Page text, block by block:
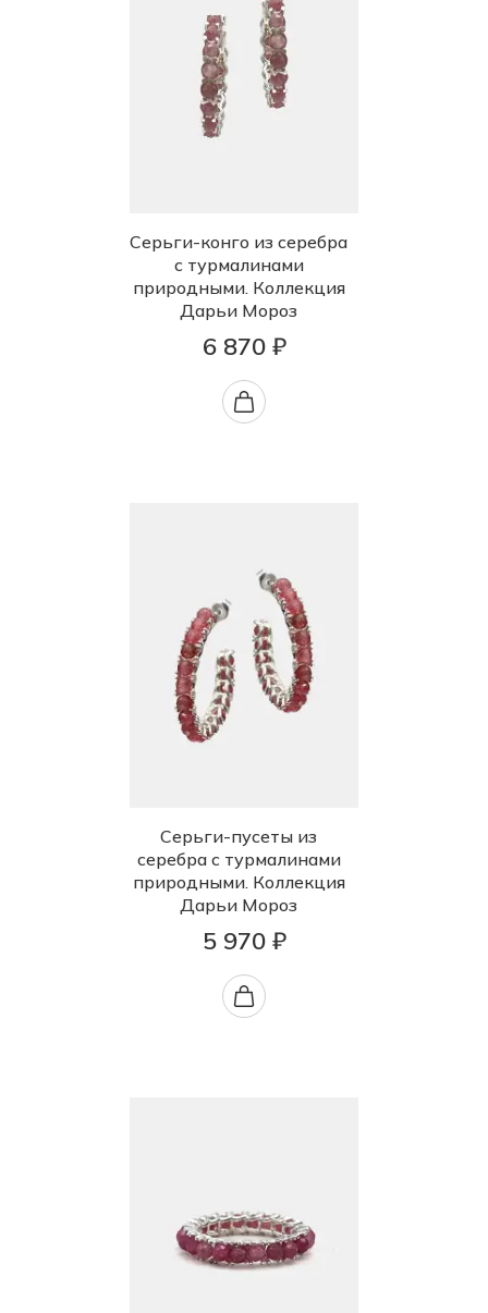
Серьги-конго из серебра
с турмалинами
природными. Коллекция
Дарьи Мороз
6 870 ₽
Серьги-пусеты из
серебра с турмалинами
природными. Коллекция
Дарьи Мороз
5 970 ₽